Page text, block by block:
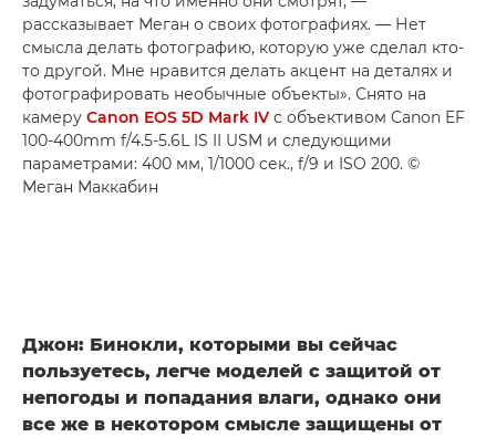
рассказывает Меган о своих фотографиях. — Нет
смысла делать фотографию, которую уже сделал кто-
то другой. Мне нравится делать акцент на деталях и
фотографировать необычные объекты». Снято на
камеру Canon EOS 5D Mark IV с объективом Canon EF
100-400mm f/4.5-5.6L IS II USM и следующими
параметрами: 400 мм, 1/1000 сек., f/9 и ISO 200. ©
Меган Маккабин
Джон: Бинокли, которыми вы сейчас
пользуетесь, легче моделей с защитой от
непогоды и попадания влаги, однако они
все же в некотором смысле защищены от